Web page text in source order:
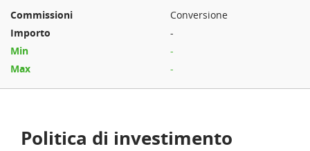
Conversione
-
-
-
Politica di investimento